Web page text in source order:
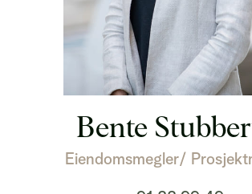
Bente
Eiendomsmegler/